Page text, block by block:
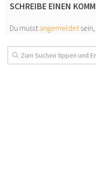
SCHREIBE EINEN
Du musstangemeldet